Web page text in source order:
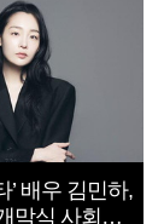
’ 배우 김민하,
막식 사회자